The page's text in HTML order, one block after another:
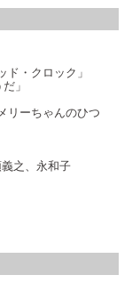
・クロック」
」
リーちゃんのひつ
之、永和子